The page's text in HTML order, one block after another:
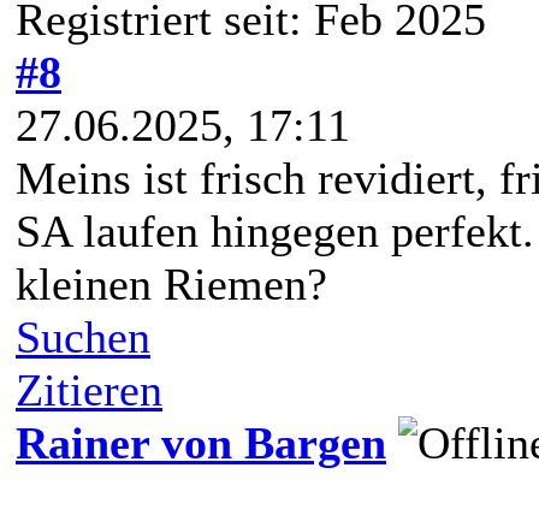
Registriert seit: Feb 2025
#8
27.06.2025, 17:11
Meins ist frisch revidiert,
SA laufen hingegen
kleinen Riemen?
Suchen
Zitieren
Rainer von Bargen